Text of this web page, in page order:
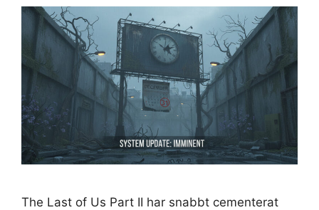
The Last of Us Part II har snabbt cementerat